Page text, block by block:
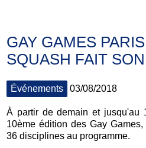
GAY GAMES
SQUASH FAIT
Événements 03/08/2018
À partir de demain et jusqu'au
10ème édition des Gay
36 disciplines au programme.